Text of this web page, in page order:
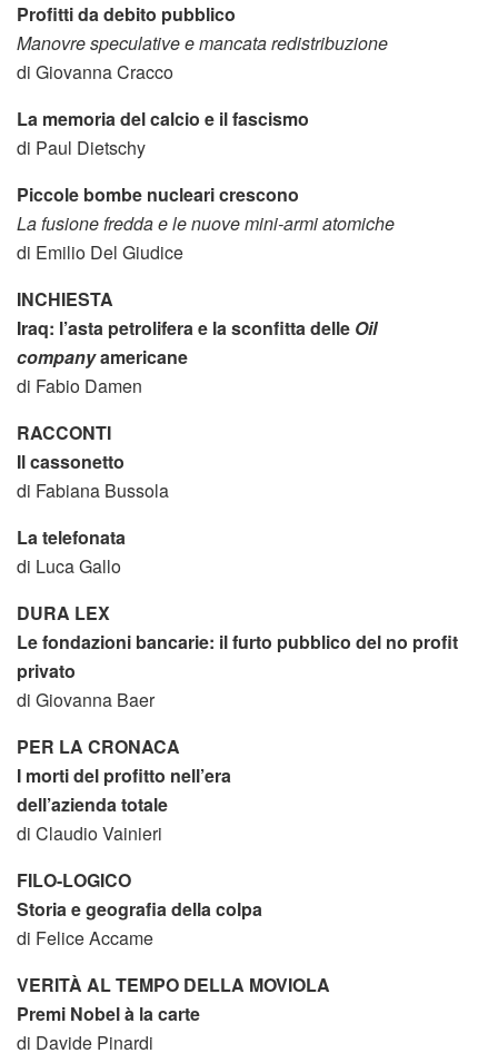
Profitti da debito pubblico
Manovre speculative e mancata redistribuzione
di Giovanna Cracco
La memoria del calcio e il fascismo
di Paul Dietschy
Piccole bombe nucleari crescono
La fusione fredda e le nuove mini-armi atomiche
di Emilio Del Giudice
INCHIESTA
Iraq: l’asta petrolifera e la sconfitta delle Oil
companyamericane
di Fabio Damen
RACCONTI
Il cassonetto
di Fabiana Bussola
La telefonata
di Luca Gallo
DURA LEX
Le fondazioni bancarie: il furto pubblico del no profit
privato
di Giovanna Baer
PER LA CRONACA
I morti del profitto nell’era
dell’azienda totale
di Claudio Vainieri
FILO-LOGICO
Storia e geografia della colpa
di Felice Accame
VERITÀ AL TEMPO DELLA MOVIOLA
Premi Nobel à la carte
di Davide Pinardi